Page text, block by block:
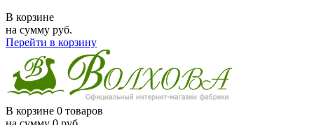
В корзине
на сумму руб.
Перейти в корзину
В корзине 0 товаров